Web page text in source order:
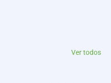
Ver todos